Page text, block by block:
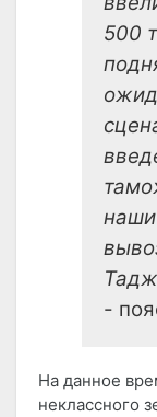
500
наши
-
На данное
неклассного